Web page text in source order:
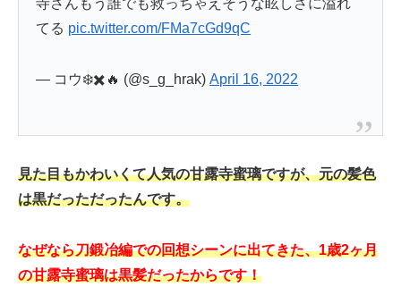
寺さんもう誰でも救っちゃえそうな眩しさに溢れ
てる pic.twitter.com/FMa7cGd9qC
— コウ❄️✖️🔥 (@s_g_hrak)April 16, 2022
見た目もかわいくて人気の甘露寺蜜璃ですが、元の髪色
は黒だっただったんです。
なぜなら刀鍛冶編での回想シーンに出てきた、1歳2ヶ月
の甘露寺蜜璃は黒髪だったからです！